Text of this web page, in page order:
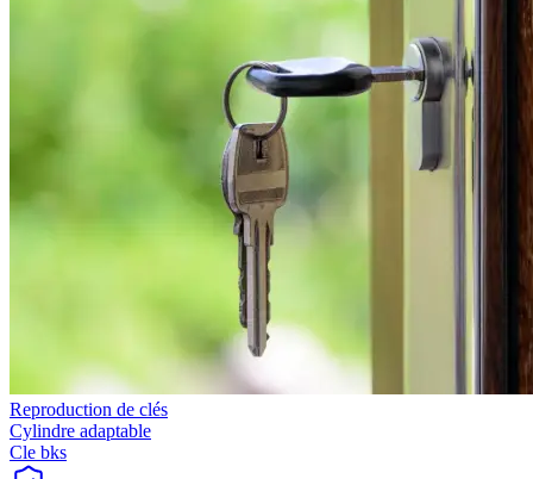
Reproduction de clés
Cylindre adaptable
Cle bks